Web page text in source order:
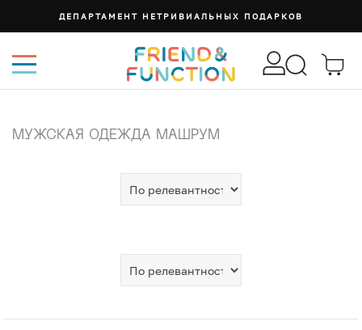
ДЕПАРТАМЕНТ НЕТРИВИАЛЬНЫХ ПОДАРКОВ
МУЖСКАЯ ОДЕЖДА МАШРУМ